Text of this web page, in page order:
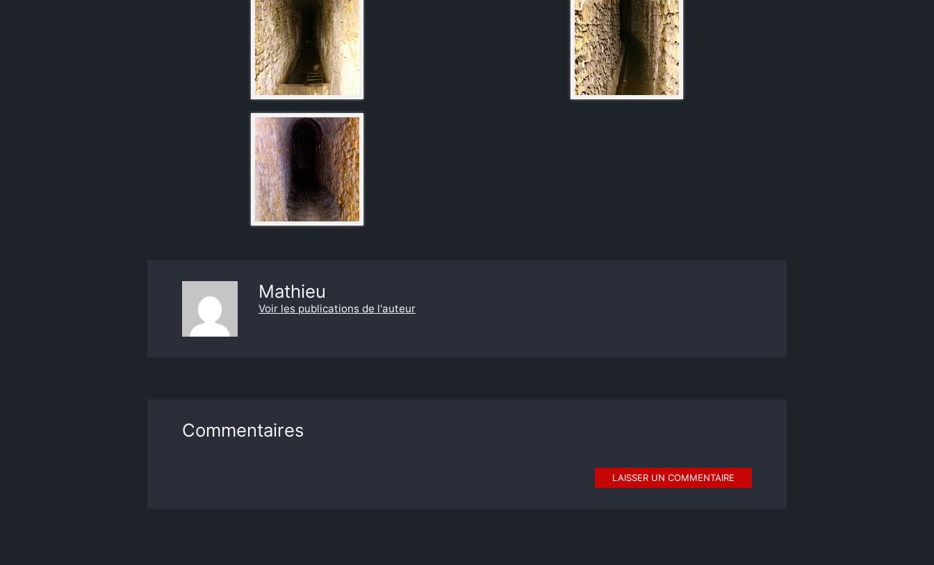
Mathieu
Voir les publications de l'auteur
Commentaires
LAISSER UN COMMENTAIRE